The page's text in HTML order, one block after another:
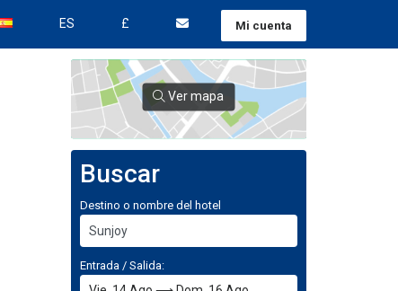
ES £ Mi cuenta
Ver mapa
Buscar
Destino o nombre del hotel
Entrada / Salida: